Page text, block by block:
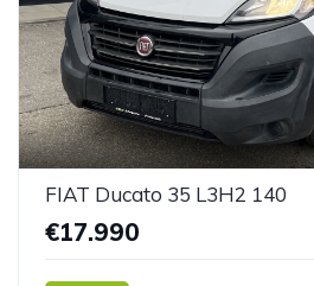
FIAT Ducato 35 L3H2 140
€17.990